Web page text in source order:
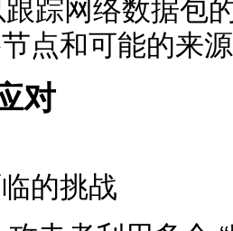
踪网络数据包
点和可能的来
对
的挑战